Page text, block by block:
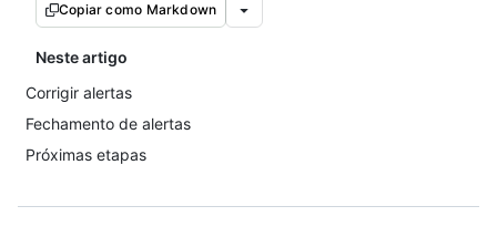
Copiar como Markdown
Neste artigo
Corrigir alertas
Fechamento de alertas
Próximas etapas